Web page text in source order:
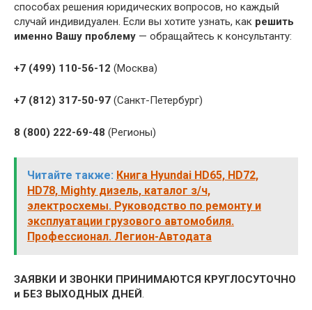
способах решения юридических вопросов, но каждый
случай индивидуален. Если вы хотите узнать, как решить
именно Вашу проблему — обращайтесь к консультанту:
+7 (499) 110-56-12 (Москва)
+7 (812) 317-50-97 (Санкт-Петербург)
8 (800) 222-69-48 (Регионы)
Читайте также: Книга Hyundai HD65, HD72,
HD78, Mighty дизель, каталог з/ч,
электросхемы. Руководство по ремонту и
эксплуатации грузового автомобиля.
Профессионал. Легион-Aвтодата
ЗАЯВКИ И ЗВОНКИ ПРИНИМАЮТСЯ КРУГЛОСУТОЧНО
и БЕЗ ВЫХОДНЫХ ДНЕЙ.